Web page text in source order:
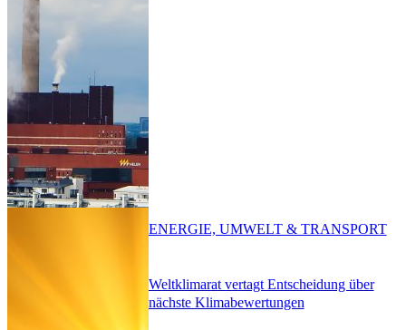
Weltklimarat vertagt Entscheidung über
nächste Klimabewertungen
ENERGIE, UMWELT & TRANSPORT